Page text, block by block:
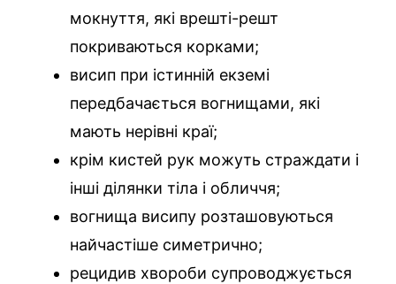
мокнуття, які врешті-решт
покриваються корками;
висип при істинній екземі
передбачається вогнищами, які
мають нерівні краї;
крім кистей рук можуть страждати і
інші ділянки тіла і обличчя;
вогнища висипу розташовуються
найчастіше симетрично;
рецидив хвороби супроводжується